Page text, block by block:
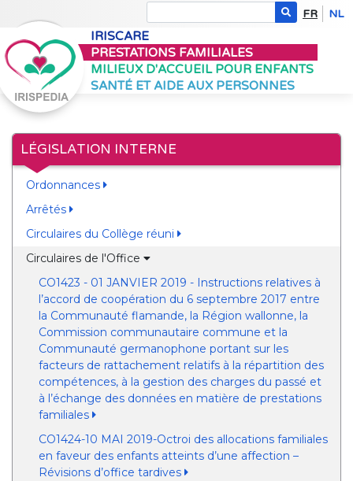
FR NL
IRISCARE
PRESTATIONS FAMILIALES
MILIEUX D'ACCUEIL POUR ENFANTS
SANTÉ ET AIDE AUX PERSONNES
LÉGISLATION INTERNE
Ordonnances
Arrêtés
Circulaires du Collège réuni
Circulaires de l'Office
CO1423 - 01 JANVIER 2019 - Instructions relatives à
l’accord de coopération du 6 septembre 2017 entre
la Communauté flamande, la Région wallonne, la
Commission communautaire commune et la
Communauté germanophone portant sur les
facteurs de rattachement relatifs à la répartition des
compétences, à la gestion des charges du passé et
à l’échange des données en matière de prestations
familiales
CO1424-10 MAI 2019-Octroi des allocations familiales
en faveur des enfants atteints d’une affection –
Révisions d’office tardives